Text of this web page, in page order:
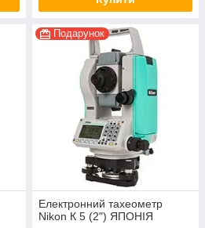
Подарунок
Електронний тахеометр
Nikon К 5 (2") ЯПОНІЯ